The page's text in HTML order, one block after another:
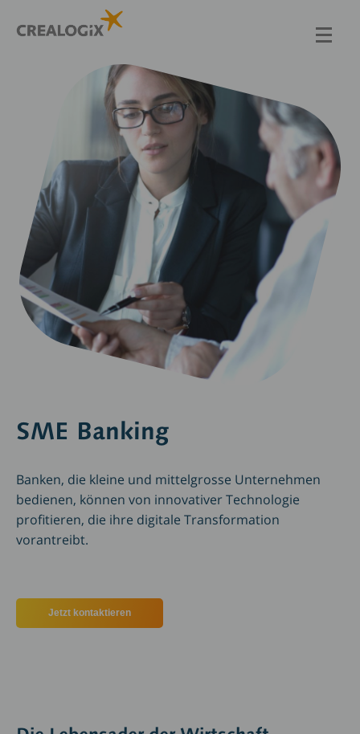
zum
SME Banking
Banken, die kleine und mittelgrosse Unternehmen
bedienen, können von innovativer Technologie
profitieren, die ihre digitale Transformation
vorantreibt.
Jetzt kontaktieren